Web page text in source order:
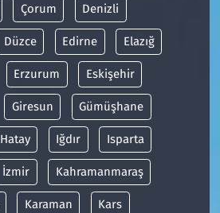
Çorum Denizli
Düzce Edirne Elazığ
Erzurum Eskişehir
Giresun Gümüşhane
Hatay Iğdır Isparta
İzmir Kahramanmaraş
Karaman Kars